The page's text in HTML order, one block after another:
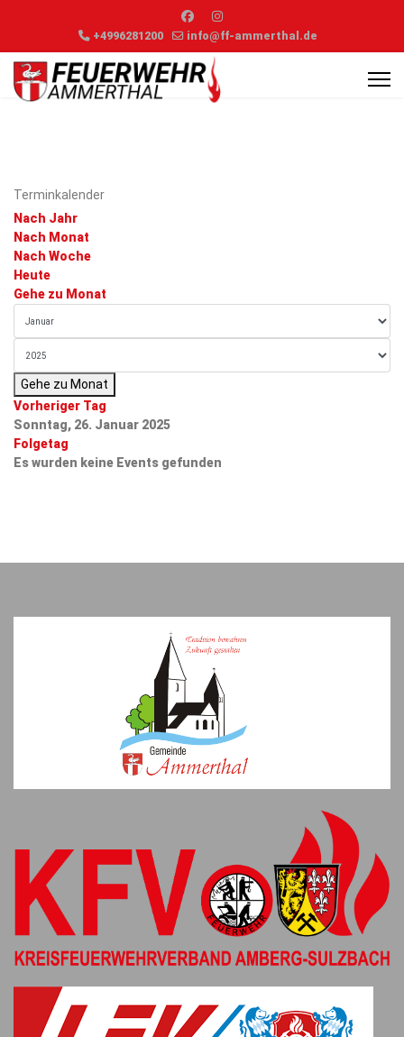
+4996281200 info@ff-ammerthal.de
Terminkalender
Nach Jahr
Nach Monat
Nach Woche
Heute
Gehe zu Monat
Gehe zu Monat
Vorheriger Tag
Sonntag, 26. Januar 2025
Folgetag
Es wurden keine Events gefunden